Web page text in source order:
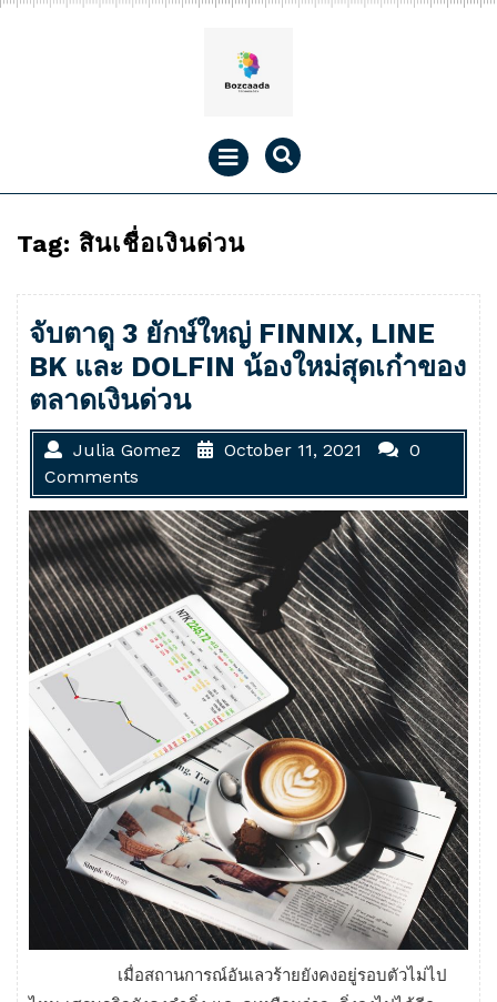
Skip
Open
Menu
Tag: สินเชื่อเงินด่วน
จับตาดู 3 ยักษ์ใหญ่ FINNIX, LINE
BK และ DOLFIN น้องใหม่สุดเก๋าของ
ตลาดเงินด่วน
Julia Gomez October 11, 2021
0
Comments
เมื่อสถานการณ์อันเลวร้ายยังคงอยู่รอบตัวไม่ไป